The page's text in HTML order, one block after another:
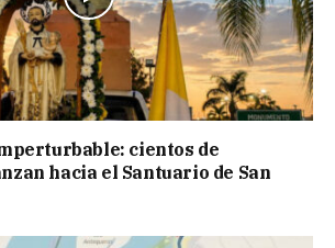
cientos de
hacia el Santuario de San